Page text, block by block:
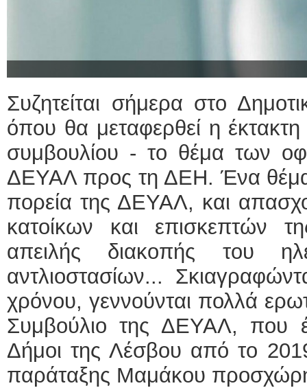
Συζητείται σήμερα στο
όπου θα μεταφερθεί η
συμβουλίου - το θέμα των
ΔΕΥΑΛ προς τη ΔΕΗ. Ένα θέμα
πορεία της ΔΕΥΑΛ, και
κατοίκων και επισκεπτών
απειλής διακοπής του
αντλιοστασίων...
χρόνου, γεννούνται πολλά
Συμβούλιο της ΔΕΥΑΛ, που
Δήμοι της Λέσβου από το
παράταξης Μαμάκου